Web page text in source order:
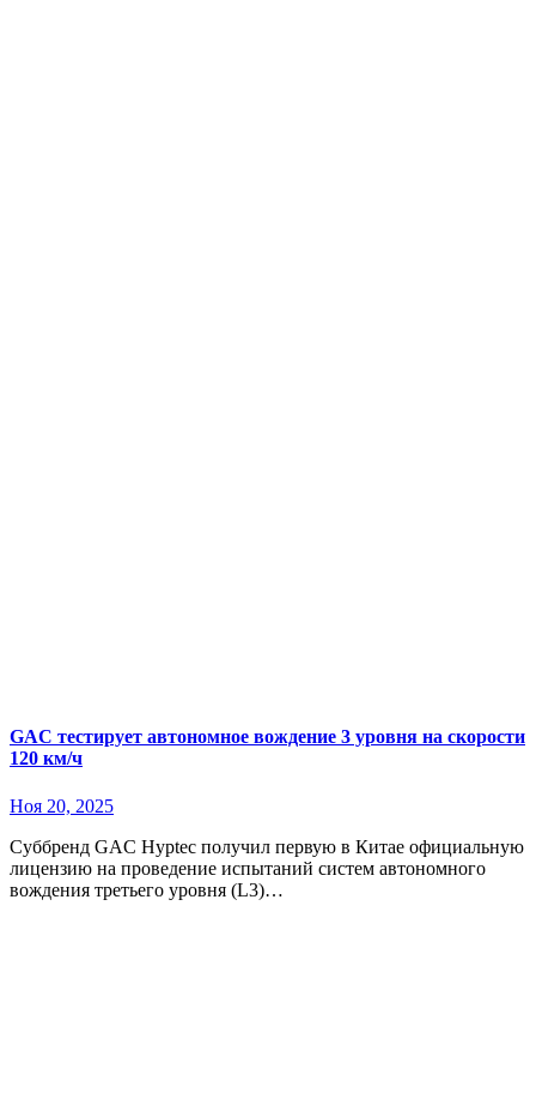
GAC тестирует автономное вождение 3 уровня на скорости
120 км/ч
Ноя 20, 2025
Cуббренд GAC Hyptec получил первую в Китае официальную
лицензию на проведение испытаний систем автономного
вождения третьего уровня (L3)…